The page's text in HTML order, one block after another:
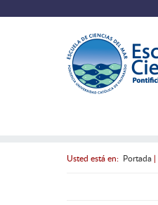
Usted está en: Portada|